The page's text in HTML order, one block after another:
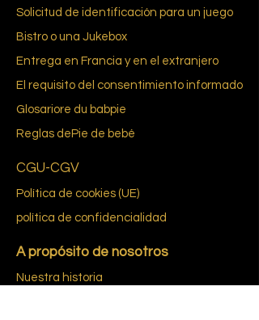
Solicitud de identificación para un juego
Bistro o una Jukebox
Entrega en Francia y en el extranjero
El requisito del consentimiento informado
Glosariore du babpie
Reglas de Pie de bebé
CGU-CGV
Política de cookies (UE)
política de confidencialidad
A propósito de nosotros
Nuestra historia